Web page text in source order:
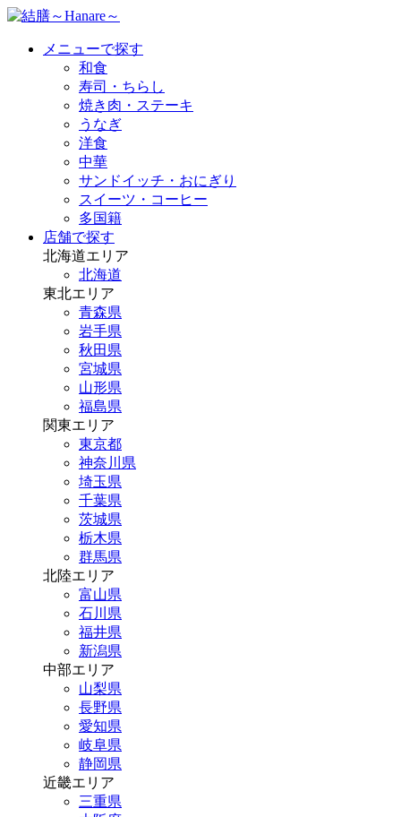
メニューで探す
和食
寿司・ちらし
焼き肉・ステーキ
うなぎ
洋食
中華
サンドイッチ・おにぎり
スイーツ・コーヒー
多国籍
店舗で探す
北海道エリア
北海道
東北エリア
青森県
岩手県
秋田県
宮城県
山形県
福島県
関東エリア
東京都
神奈川県
埼玉県
千葉県
茨城県
栃木県
群馬県
北陸エリア
富山県
石川県
福井県
新潟県
中部エリア
山梨県
長野県
愛知県
岐阜県
静岡県
近畿エリア
三重県